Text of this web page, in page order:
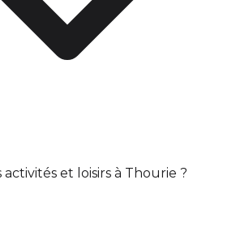
et loisirs à Thourie ?